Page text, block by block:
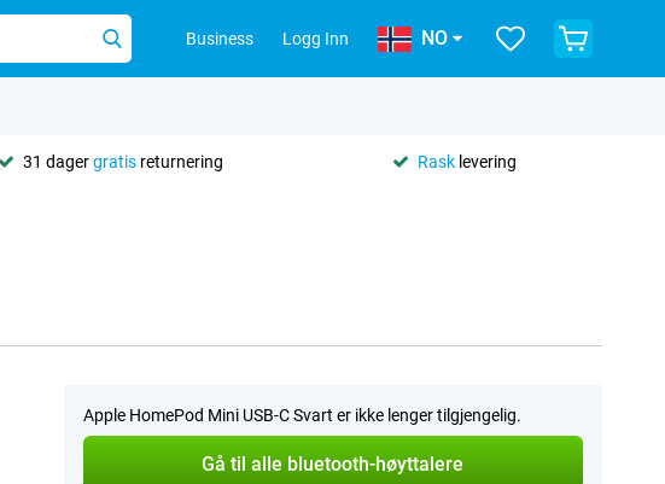
Business Logg Inn NO
31 dagergratisreturnering Rask levering
Apple HomePod Mini USB-C Svart er ikke lenger tilgjengelig.
Gå til alle bluetooth-høyttalere